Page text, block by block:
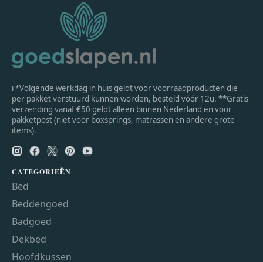
ℹ *Volgende werkdag in huis geldt voor voorraadproducten die
per pakket verstuurd kunnen worden, besteld vóór 12u. **Gratis
verzending vanaf €50 geldt alleen binnen Nederland en voor
pakketpost (niet voor boxsprings, matrassen en andere grote
items).
CATEGORIEËN
Bed
Beddengoed
Badgoed
Dekbed
Hoofdkussen